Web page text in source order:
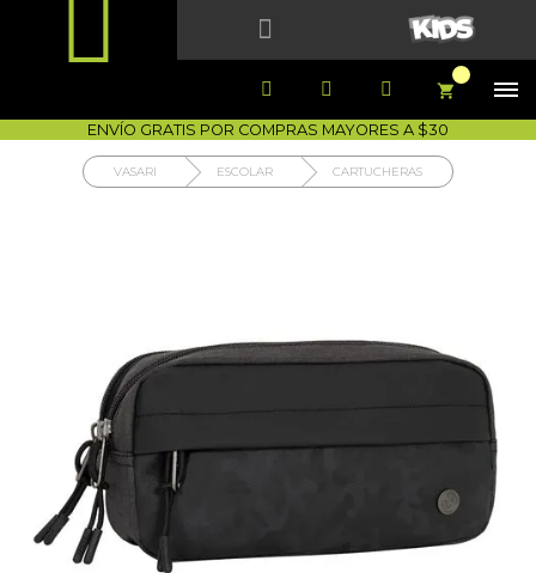
 
   
1700-VASARI (827274)
COMO COMPRAR DEVOLUCIÓN SIN COSTO
ENVÍO GRATIS POR COMPRAS MAYORES A $30
VASARI ESCOLAR CARTUCHERAS